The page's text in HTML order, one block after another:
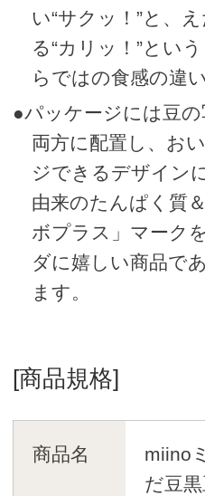
い“サクッ！”と、
る“カリッ！”とい
らではの食感の違
●パッケージには豆
両方に配置し、お
ジできるデザイン
由来のたんぱく質
ボプラス」マーク
ダに嬉しい商品で
ます。
[商品規格]
商品名
miino
だ豆